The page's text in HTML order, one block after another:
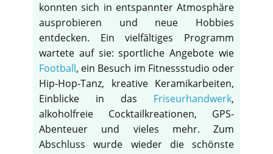
konnten sich in entspannter Atmosphäre
ausprobieren und neue Hobbies
entdecken. Ein vielfältiges Programm
wartete auf sie: sportliche Angebote wie
Football, ein Besuch im Fitnessstudio oder
Hip-Hop-Tanz, kreative Keramikarbeiten,
Einblicke in das Friseurhandwerk,
alkoholfreie Cocktailkreationen, GPS-
Abenteuer und vieles mehr. Zum
Abschluss wurde wieder die schönste